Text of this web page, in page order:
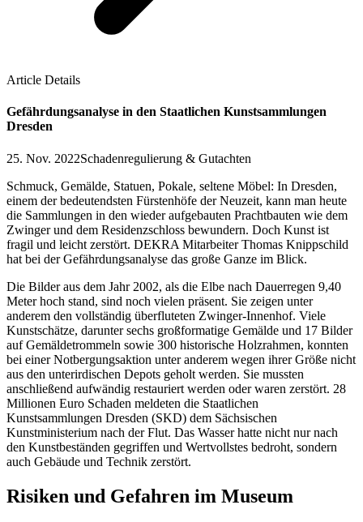
Article Details
Gefährdungsanalyse in den Staatlichen Kunstsammlungen
Dresden
25. Nov. 2022Schadenregulierung & Gutachten
Schmuck, Gemälde, Statuen, Pokale, seltene Möbel: In Dresden,
einem der bedeutendsten Fürstenhöfe der Neuzeit, kann man heute
die Sammlungen in den wieder aufgebauten Prachtbauten wie dem
Zwinger und dem Residenzschloss bewundern. Doch Kunst ist
fragil und leicht zerstört. DEKRA Mitarbeiter Thomas Knippschild
hat bei der Gefährdungsanalyse das große Ganze im Blick.
Die Bilder aus dem Jahr 2002, als die Elbe nach Dauerregen 9,40
Meter hoch stand, sind noch vielen präsent. Sie zeigen unter
anderem den vollständig überfluteten Zwinger-Innenhof. Viele
Kunstschätze, darunter sechs großformatige Gemälde und 17 Bilder
auf Gemäldetrommeln sowie 300 historische Holzrahmen, konnten
bei einer Notbergungsaktion unter anderem wegen ihrer Größe nicht
aus den unterirdischen Depots geholt werden. Sie mussten
anschließend aufwändig restauriert werden oder waren zerstört. 28
Millionen Euro Schaden meldeten die Staatlichen
Kunstsammlungen Dresden (SKD) dem Sächsischen
Kunstministerium nach der Flut. Das Wasser hatte nicht nur nach
den Kunstbeständen gegriffen und Wertvollstes bedroht, sondern
auch Gebäude und Technik zerstört.
Risiken und Gefahren im Museum